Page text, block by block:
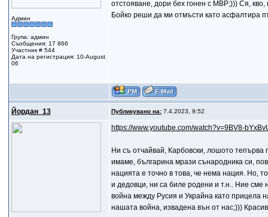
Админ
Група: админ
Съобщения: 17 866
Участник # 544
Дата на регистрация: 10-August
06
отстояване, дори бех гонен с МВР;))) Ся, кво,
Бойко реши да ми отмъсти като асфалтира
Йордан_13 Публикувано на:7.4.2023, 9:52
https://www.youtube.com/watch?v=9BV8-
Ни съ отчайвай, Карбовски, лошото
имаме, българина мрази сънародника си,
нацията е точно в това, че нема нация. Но,
и дедовци, ни са биле родени и т.н.. Ние сме
война между Русия и Украйна като прицела
нашата война, извадена вън от нас;)))